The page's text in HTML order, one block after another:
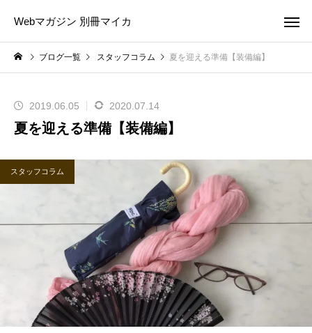
Webマガジン 別冊マイカ
ブログ一覧 スタッフコラム 夏を迎える準備【装備編】
2019.06.05 2020.07.14
夏を迎える準備【装備編】
スタッフコラム